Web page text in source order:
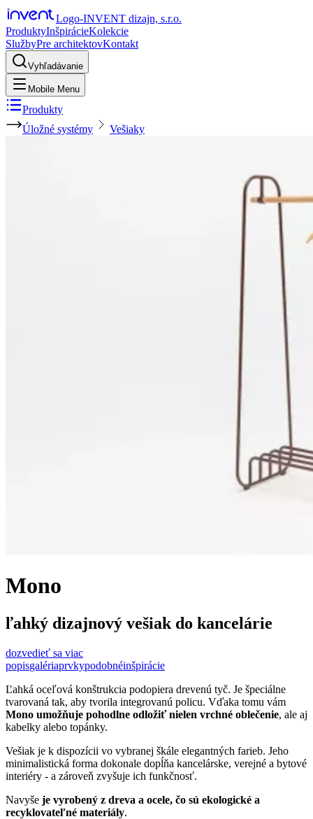
Logo-INVENT dizajn, s.r.o.
ProduktyInšpirácieKolekcie
SlužbyPre architektovKontakt
Vyhľadávanie
Mobile Menu
Produkty
Úložné systémy
Vešiaky
Mono
ľahký dizajnový vešiak do kancelárie
dozvedieť sa viac
popisgalériaprvkypodobnéinšpirácie
Ľahká oceľová konštrukcia podopiera drevenú tyč. Je špeciálne
tvarovaná tak, aby tvorila integrovanú policu. Vďaka tomu vám
Mono umožňuje pohodlne odložiť nielen vrchné oblečenie, ale aj
kabelky alebo topánky.
Vešiak je k dispozícii vo vybranej škále elegantných farieb. Jeho
minimalistická forma dokonale dopĺňa kancelárske, verejné a bytové
interiéry - a zároveň zvyšuje ich funkčnosť.
Navyše je vyrobený z dreva a ocele, čo sú ekologické a
recyklovateľné materiály.